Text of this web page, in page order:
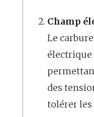
Champ
Le
électrique
des
tolérer